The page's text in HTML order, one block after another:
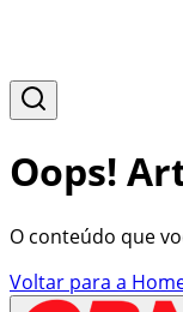
Oops!
O conteúdo que
Voltar para a